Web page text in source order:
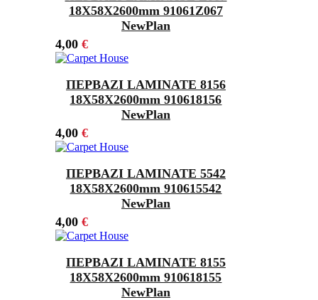
18Χ58X2600mm 91061Z067
NewPlan
4,00 €
ΠΕΡΒΑΖΙ LAMINATE 8156
18Χ58X2600mm 910618156
NewPlan
4,00 €
ΠΕΡΒΑΖΙ LAMINATE 5542
18Χ58X2600mm 910615542
NewPlan
4,00 €
ΠΕΡΒΑΖΙ LAMINATE 8155
18Χ58X2600mm 910618155
NewPlan